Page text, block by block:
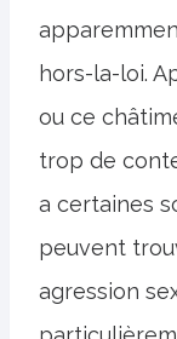
hors-la-loi.
ou ce
trop de
a certaines
peuvent
agression